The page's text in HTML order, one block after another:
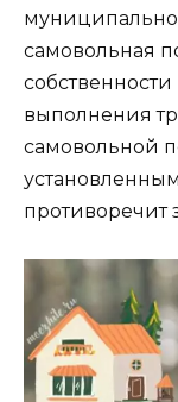
самовольная
выполнения
самовольной
противоречит